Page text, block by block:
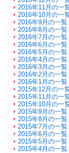
2016年11月の一
2016年10月の一
2016年9月の一覧
2016年8月の一覧
2016年7月の一覧
2016年6月の一覧
2016年5月の一覧
2016年4月の一覧
2016年3月の一覧
2016年2月の一覧
2016年1月の一覧
2015年12月の一
2015年11月の一
2015年10月の一
2015年9月の一覧
2015年8月の一覧
2015年7月の一覧
2015年6月の一覧
2015年5月の一覧
2015年4月の一覧